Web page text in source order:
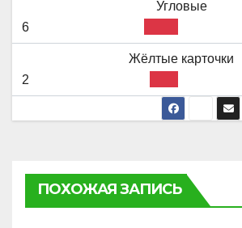
Угловые
6
Жёлтые карточки
2
ПОХОЖАЯ ЗАПИСЬ